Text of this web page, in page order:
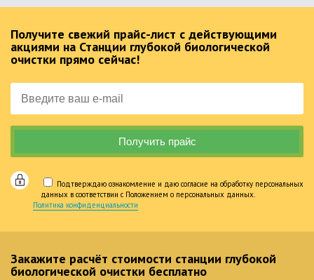
Получите свежий прайс-лист с действующими
акциями на Станции глубокой биологической
очистки прямо сейчас!
Подтверждаю ознакомление и даю согласие на обработку персональных
данных в соответствии с Положением о персональных данных.
Политика конфиденциальности
Закажите расчёт стоимости станции глубокой
биологической очистки бесплатно